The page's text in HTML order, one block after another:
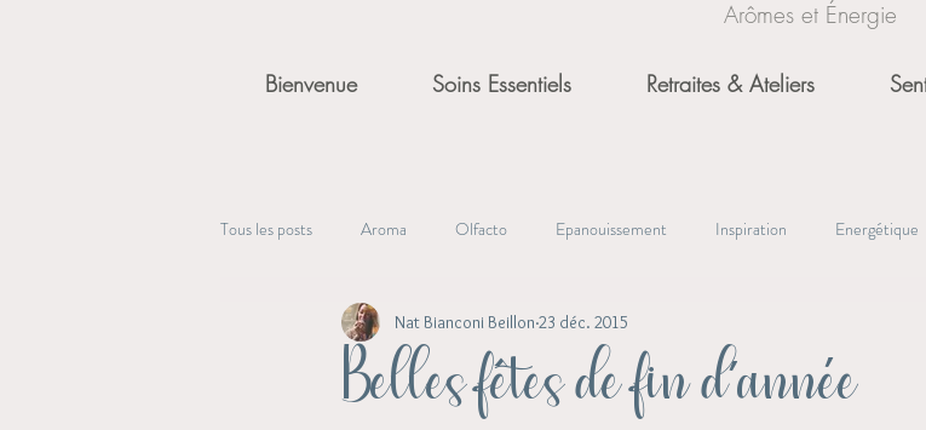
Arômes et Énergie
Bienvenue Soins Essentiels Retraites & Ateliers
Tous les posts Aroma Olfacto Epanouissement Inspiration Energétique
Beauté Essentielle Alchimie végétale Oracle Essentiel
Belles fêtes de fin d'année
Nat Bianconi Beillon 23 déc. 2015